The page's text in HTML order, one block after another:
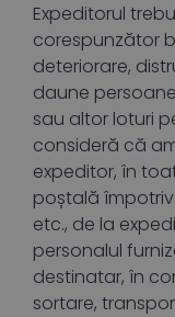
Expeditorul
corespunzător
deteriorare,
daune
sau altor loturi
consideră că
expeditor, în
poștală
etc., de la
personalul
destinatar, în
sortare,